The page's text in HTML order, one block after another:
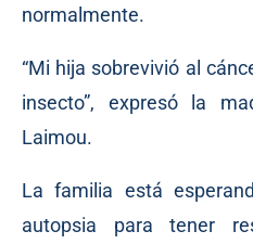
normalmente.
“Mi hija sobrevivió al
insecto”, expresó la
Laimou.
La familia está
autopsia para tener